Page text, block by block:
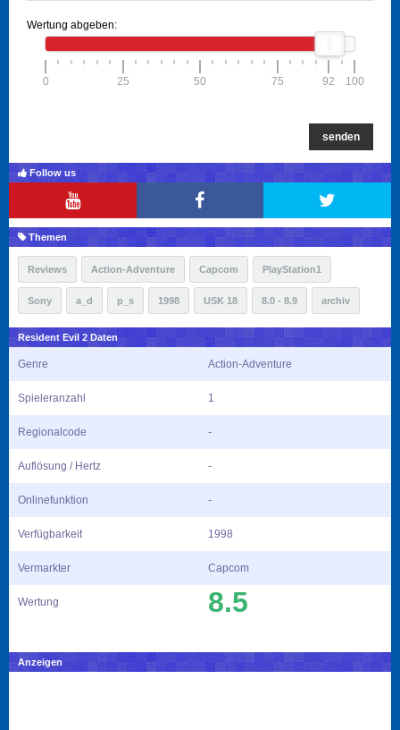
Wertung abgeben:
0 25 50 75 92 100
senden
Follow us
Themen
Reviews Action-Adventure Capcom PlayStation1
Sony a_d p_s 1998 USK 18 8.0 - 8.9 archiv
Resident Evil 2 Daten
Genre Action-Adventure
Spieleranzahl 1
Regionalcode -
Auflösung / Hertz -
Onlinefunktion -
Verfügbarkeit 1998
Vermarkter Capcom
Wertung 8.5
Anzeigen